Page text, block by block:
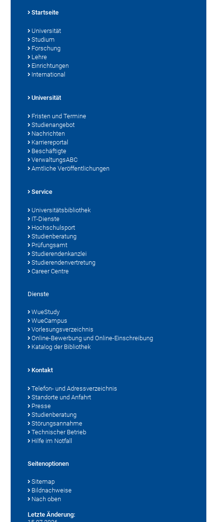
Startseite
Universität
Studium
Forschung
Lehre
Einrichtungen
International
Universität
Fristen und Termine
Studienangebot
Nachrichten
Karriereportal
Beschäftigte
VerwaltungsABC
Amtliche Veröffentlichungen
Service
Universitätsbibliothek
IT-Dienste
Hochschulsport
Studienberatung
Prüfungsamt
Studierendenkanzlei
Studierendenvertretung
Career Centre
Dienste
WueStudy
WueCampus
Vorlesungsverzeichnis
Online-Bewerbung und Online-Einschreibung
Katalog der Bibliothek
Kontakt
Telefon- und Adressverzeichnis
Standorte und Anfahrt
Presse
Studienberatung
Störungsannahme
Technischer Betrieb
Hilfe im Notfall
Seitenoptionen
Sitemap
Bildnachweise
Nach oben
Letzte Änderung: